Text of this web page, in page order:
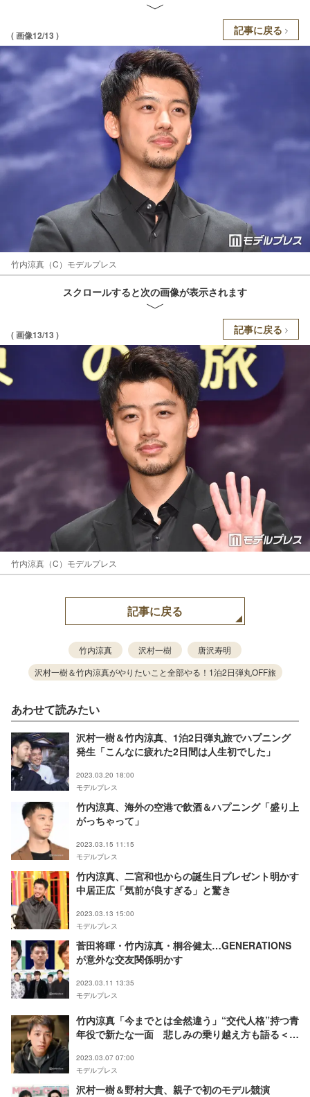
( 画像12/13 ) 記事に戻る
竹内涼真（C）モデルプレス
スクロールすると次の画像が表示されます
( 画像13/13 ) 記事に戻る
竹内涼真（C）モデルプレス
記事に戻る
竹内涼真 沢村一樹
唐沢寿明
沢村一樹＆竹内涼真がやりたいこと全部やる！1泊2日弾丸OFF旅
あわせて読みたい
沢村一樹＆竹内涼真、1泊2日弾丸旅でハプニング
発生「こんなに疲れた2日間は人生初でした」
2023.03.20 18:00
モデルプレス
竹内涼真、海外の空港で飲酒＆ハプニング「盛り上
がっちゃって」
2023.03.15 11:15
モデルプレス
竹内涼真、二宮和也からの誕生日プレゼント明かす
中居正広「気前が良すぎる」と驚き
2023.03.13 15:00
モデルプレス
菅田将暉・竹内涼真・桐谷健太…GENERATIONS
が意外な交友関係明かす
2023.03.11 13:35
モデルプレス
竹内涼真「今までとは全然違う」“交代人格”持つ青
年役で新たな一面 悲しみの乗り越え方も語る＜
ュー＞
2023.03.07 07:00
モデルプレス
沢村一樹＆野村大貴、親子で初のモデル競演